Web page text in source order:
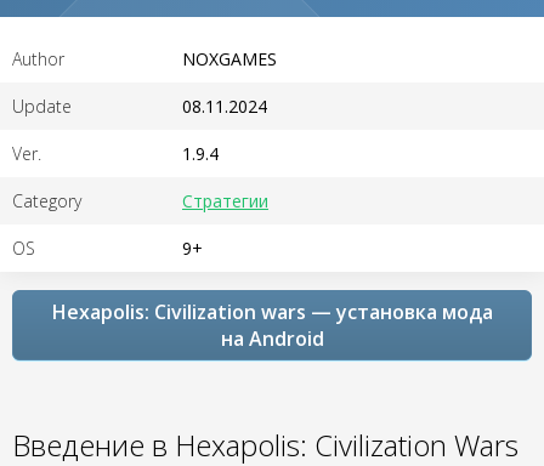
Author NOXGAMES
Update 08.11.2024
Ver. 1.9.4
Category Стратегии
OS 9+
Hexapolis: Civilization wars — установка мода
на Android
Введение в Hexapolis: Civilization Wars